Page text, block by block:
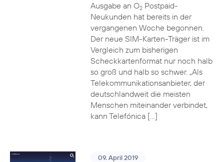
Ausgabe an O2Postpaid-
Neukunden hat bereits in der
vergangenen Woche begonnen.
Der neue SIM-Karten-Träger ist im
Vergleich zum bisherigen
Scheckkartenformat nur noch halb
so groß und halb so schwer. „Als
Telekommunikationsanbieter, der
deutschlandweit die meisten
Menschen miteinander verbindet,
kann Telefónica […]
09. April 2019